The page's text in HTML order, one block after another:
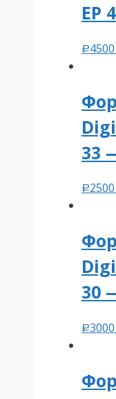
EP
Р4500
33
Р2500
30
Р3000